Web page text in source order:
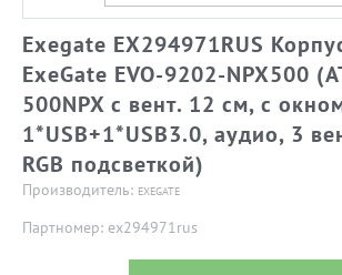
Exegate EX294971RUS
ExeGate EVO-9202-NPX500
500NPX с вент. 12 см, с
1*USB+1*USB3.0, аудио, 3
RGB подсветкой)
Производитель: EXEGATE
Партномер: ex294971rus